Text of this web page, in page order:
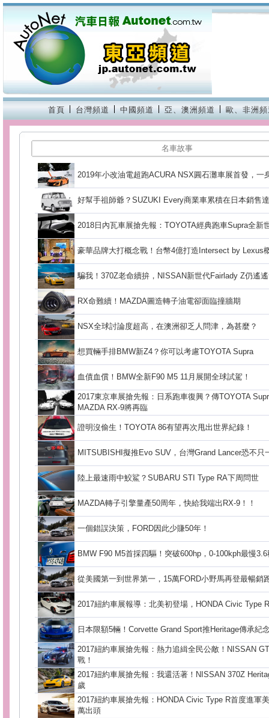
首頁 台灣頻道 中國頻道 亞、澳洲頻道 歐、非洲
名車故事
2019年小改油電超跑ACURA NSX圓石灘車展首發，一
好幫手祖師爺？SUZUKI Every商業車累積在日本銷售
2018日內瓦車展搶先報：TOYOTA經典跑車Supra全新
豪華品牌大打概念戰！台幣4億打造Intersect by Lexus
騙我！370Z老命續拚，NISSAN新世代Fairlady Z仍遙
RX命難續！MAZDA圖造轉子油電卻面臨撞牆期
NSX全球討論度超高，在澳洲卻乏人問津，為甚麼？
想買輛手排BMW新Z4？你可以考慮TOYOTA Supra
血債血償！BMW全新F90 M5 11月展開全球試駕！
2017東京車展搶先報：日系跑車復興？傳TOYOTA
MAZDA RX-9將再臨
證明沒偷生！TOYOTA 86有望再次甩出世界紀錄！
MITSUBISHI擬推Evo SUV，台灣Grand Lancer恐不只
陸上最速雨中鮫鯊？SUBARU STI Type RA下周問世
MAZDA轉子引擎量產50周年，快給我端出RX-9！！
一個錯誤決策，FORD因此少賺50年！
BMW F90 M5首採四驅！突破600hp，0-100kph最慢3.6
從美國第一到世界第一，15萬FORD小野馬再登最暢銷
2017紐約車展報導：北美初登場，HONDA Civic Type
日本限額5輛！Corvette Grand Sport推Heritage傳承紀
2017紐約車展搶先報：熱力追緝全民公敵！NISSAN
戰！
2017紐約車展搶先報：我還活著！NISSAN 370Z
歲
2017紐約車展搶先報：HONDA Civic Type R首度進軍
萬出頭